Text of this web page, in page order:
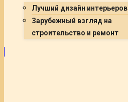
Лучший дизайн интерьеров
Зарубежный взгляд на
строительство и ремонт